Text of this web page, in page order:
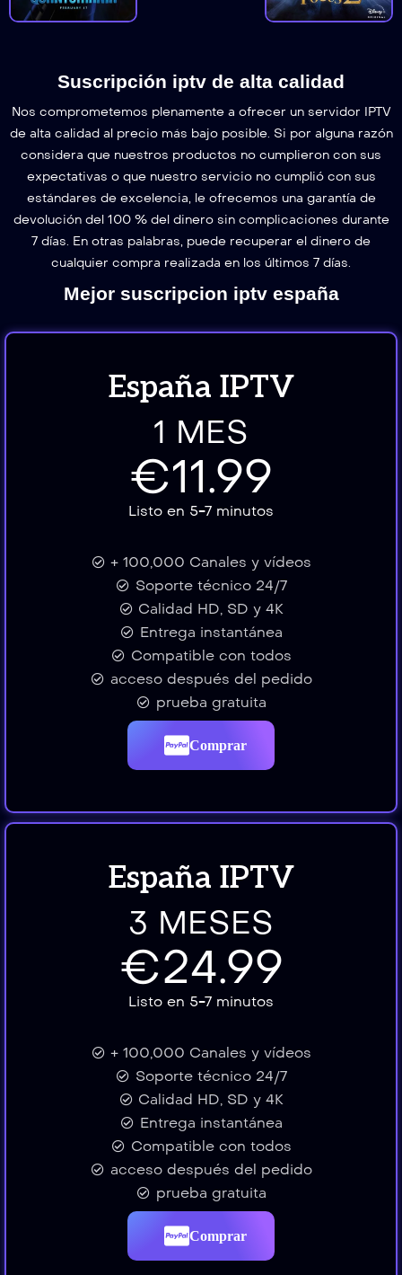
Suscripción iptv de alta calidad
Nos comprometemos plenamente a ofrecer un servidor IPTV
de alta calidad al precio más bajo posible. Si por alguna razón
considera que nuestros productos no cumplieron con sus
expectativas o que nuestro servicio no cumplió con sus
estándares de excelencia, le ofrecemos una garantía de
devolución del 100 % del dinero sin complicaciones durante
7 días. En otras palabras, puede recuperar el dinero de
cualquier compra realizada en los últimos 7 días.
Mejor suscripcion iptv españa
España IPTV
1 MES
€11.99
Listo en 5-7 minutos
+ 100,000 Canales y vídeos
Soporte técnico 24/7
Calidad HD, SD y 4K
Entrega instantánea
Compatible con todos
acceso después del pedido
prueba gratuita
Comprar
España IPTV
3 MESES
€24.99
Listo en 5-7 minutos
+ 100,000 Canales y vídeos
Soporte técnico 24/7
Calidad HD, SD y 4K
Entrega instantánea
Compatible con todos
acceso después del pedido
prueba gratuita
Comprar